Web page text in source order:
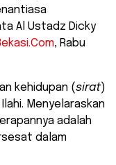
Al Ustadz Dicky
, Rabu
kehidupan (sirat)
Menyelaraskan
adalah
dalam